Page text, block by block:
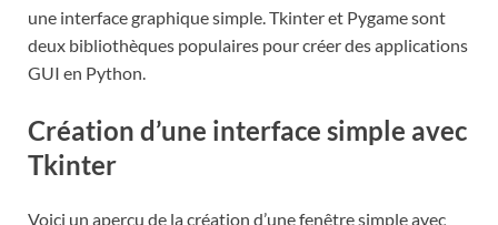
une interface graphique simple. Tkinter et Pygame sont
deux bibliothèques populaires pour créer des applications
GUI en Python.
Création d’une interface simple avec
Tkinter
Voici un aperçu de la création d’une fenêtre simple avec